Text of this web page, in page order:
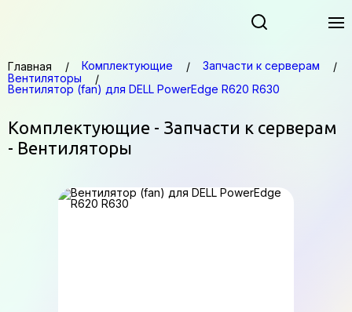
Главная Комплектующие
Запчасти к серверам
Вентиляторы
Вентилятор (fan) для DELL PowerEdge R620 R630
Комплектующие - Запчасти к серверам
- Вентиляторы